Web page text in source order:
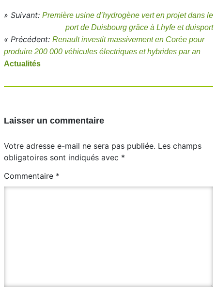
» Suivant: Première usine d’hydrogène vert en projet dans le
port de Duisbourg grâce à Lhyfe et duisport
« Précédent: Renault investit massivement en Corée pour
produire 200 000 véhicules électriques et hybrides par an
Actualités
Laisser un commentaire
Votre adresse e-mail ne sera pas publiée. Les champs
obligatoires sont indiqués avec *
Commentaire *